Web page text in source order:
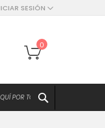
SESIÓN
Mi cesta
0